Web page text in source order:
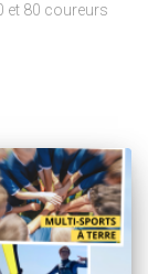
et 80 coureurs